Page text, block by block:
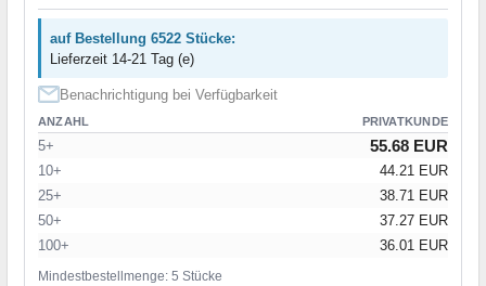
auf Bestellung 6522 Stücke:
Lieferzeit 14-21 Tag (e)
Benachrichtigung bei Verfügbarkeit
ANZAHL PRIVATKUNDE
5+ 55.68 EUR
10+
44.21 EUR
25+
38.71 EUR
50+
37.27 EUR
100+
36.01 EUR
Mindestbestellmenge: 5 Stücke